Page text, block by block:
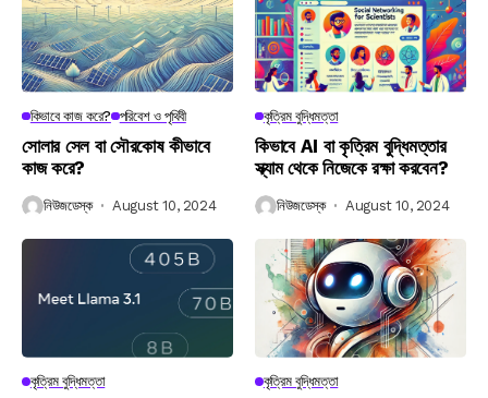
কিভাবে কাজ করে? পরিবেশ ও পৃথিবী
সোলার সেল বা সৌরকোষ কীভাবে
কাজ করে?
নিউজডেস্ক August 10, 2024
কৃত্রিম বুদ্ধিমত্তা
কিভাবে AI বা কৃত্রিম বুদ্ধিমত্তার
স্ক্যাম থেকে নিজেকে রক্ষা করবেন?
নিউজডেস্ক August 10, 2024
কৃত্রিম বুদ্ধিমত্তা কৃত্রিম বুদ্ধিমত্তা